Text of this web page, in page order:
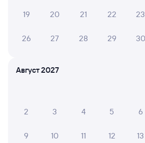
Обратные билеты из Барнаула
Отели Алматы
19 20 21 22 23
26 27 28 29 30
Август 2027
2 3 4 5 6
9 10 11 12 13